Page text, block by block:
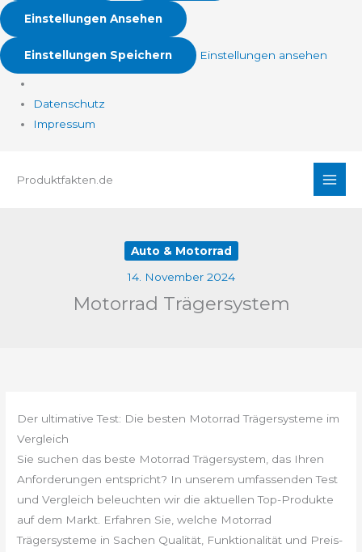
Einstellungen Ansehen
Einstellungen Speichern Einstellungen ansehen
Datenschutz
Impressum
InhaltProduktfakten.de
Auto & Motorrad
14. November 2024
Motorrad Trägersystem
Der ultimative Test: Die besten Motorrad Trägersysteme im
Vergleich
Sie suchen das beste Motorrad Trägersystem, das Ihren
Anforderungen entspricht? In unserem umfassenden Test
und Vergleich beleuchten wir die aktuellen Top-Produkte
auf dem Markt. Erfahren Sie, welche Motorrad
Trägersysteme in Sachen Qualität, Funktionalität und Preis-